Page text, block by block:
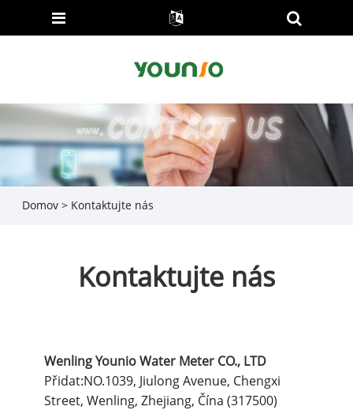
Domov > Kontaktujte nás
Kontaktujte nás
Wenling Younio Water Meter CO., LTD
Přidat:NO.1039, Jiulong Avenue, Chengxi
Street, Wenling, Zhejiang, Čína (317500)